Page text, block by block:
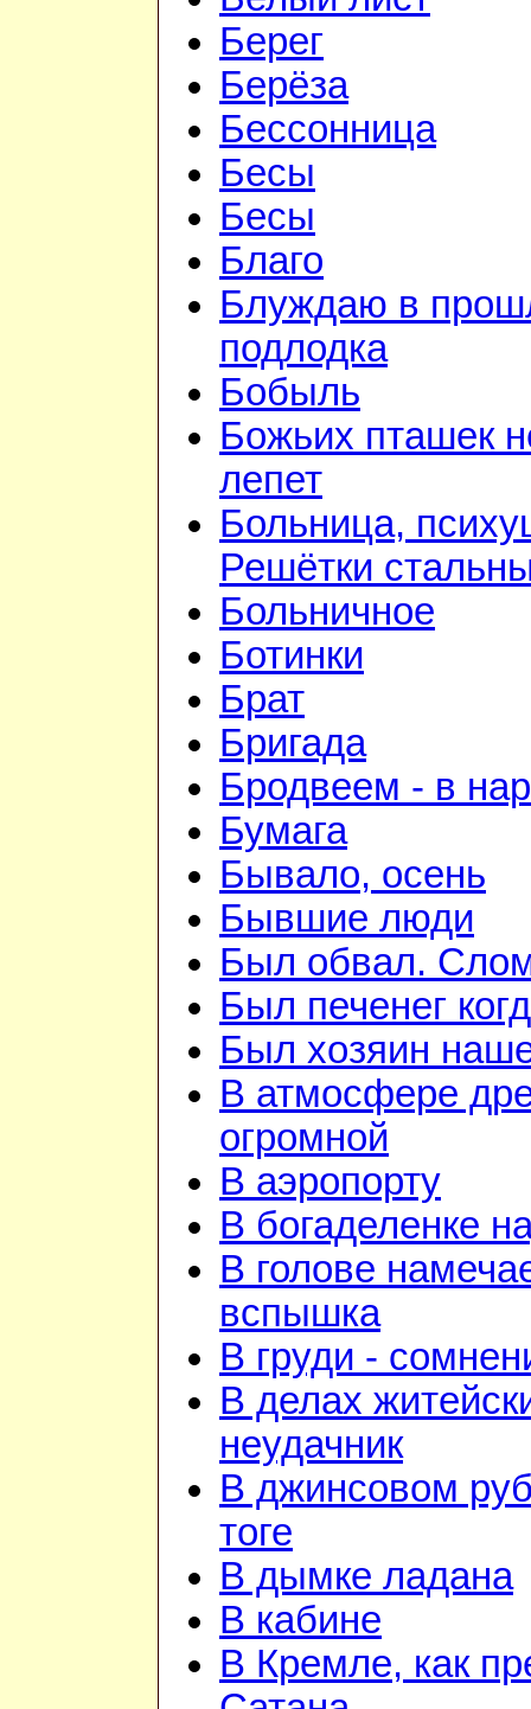
Берег
Берёза
Бессонница
Бесы
Бесы
Благо
Блуждаю в
подлодка
Бобыль
Божьих пташек
лепет
Больница,
Решётки
Больничное
Ботинки
Брат
Бригада
Бродвеем - в
Бумага
Бывало, осень
Бывшие люди
Был обвал.
Был печенег
Был хозяин
В атмосфере
огромной
В аэропорту
В богаделенке
В голове
вспышка
В груди -
В делах
неудачник
В джинсовом
тоге
В дымке ладана
В кабине
В Кремле, как